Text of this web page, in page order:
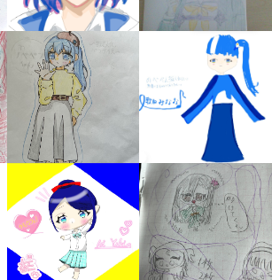
いろんな動画が
見られる